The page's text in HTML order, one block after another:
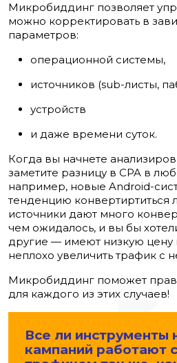
Микробиддинг позволяет
можно корректировать в
параметров:
операционной системы,
источников (sub-листы,
устройств
и даже времени суток.
Когда вы начнете
заметите разницу в CPA в
например, новые Android-
тенденцию конвертиртиться
источники дают много
чем ожидалось, и вы бы
другие — имеют низкую цену
неплохо увеличить трафик с
Микробиддинг поможет
для каждого из этих случаев!
Все ли инструменты
кампаний работают